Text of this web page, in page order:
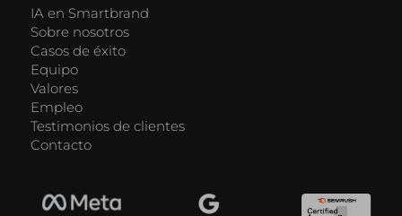
IA en Smartbrand
Sobre nosotros
Casos de éxito
Equipo
Valores
Empleo
Testimonios de clientes
Contacto